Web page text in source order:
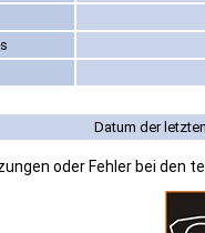
Datum der
oder Fehler bei den